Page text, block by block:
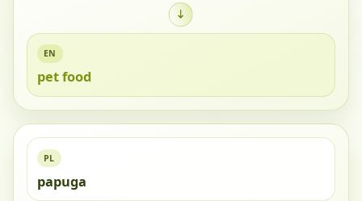
EN
pet food
PL
papuga